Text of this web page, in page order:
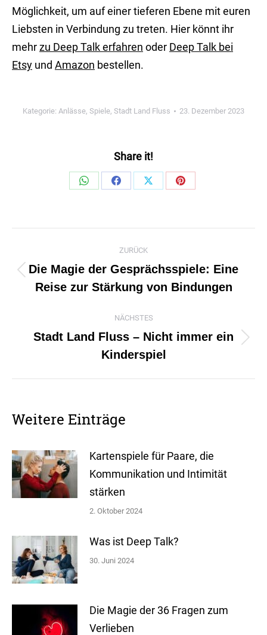
Möglichkeit, um auf einer tieferen Ebene mit euren
Liebsten in Verbindung zu treten. Hier könnt ihr
mehrzu Deep Talk erfahren oder Deep Talk bei
Etsy und Amazon bestellen.
Kategorie: Anlässe, Spiele, Stadt Land Fluss 23. Dezember 2023
Share it!
Share
Share
Share
Share
Kommentarnavigation
ZURÜCK
Vorheriger
Beitrag:
Die Magie der Gesprächsspiele: Eine
Reise zur Stärkung von Bindungen
NÄCHSTES
Beitrag:
Stadt Land Fluss – Nicht immer ein
Kinderspiel
Weitere Einträge
Kartenspiele für Paare, die
Kommunikation und Intimität
stärken
2. Oktober 2024
Was ist Deep Talk?
30. Juni 2024
Die Magie der 36 Fragen zum
Verlieben